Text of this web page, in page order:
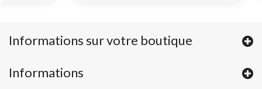
Informations sur votre boutique
Informations